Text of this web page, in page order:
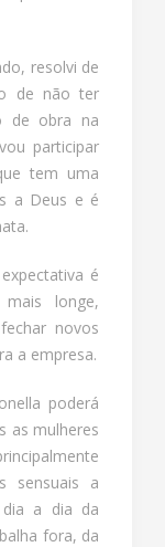
resolvi de
de não ter
de obra na
participar
tem uma
a Deus e é
é
longe,
novos
a empresa.
poderá
as mulheres
sensuais a
dia a dia da
fora, da